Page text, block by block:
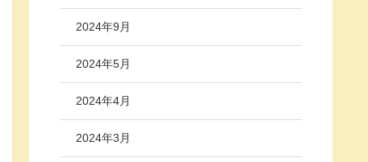
2024年9月
2024年5月
2024年4月
2024年3月